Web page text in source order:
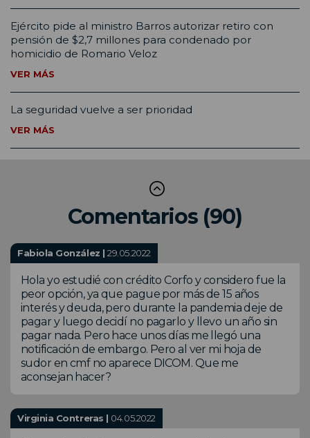
Ejército pide al ministro Barros autorizar retiro con
pensión de $2,7 millones para condenado por
homicidio de Romario Veloz
VER MÁS
La seguridad vuelve a ser prioridad
VER MÁS
Comentarios (90)
Fabiola González |29.05.2022
Hola yo estudié con crédito Corfo y considero fue la
peor opción, ya que pague por más de 15 años
interés y deuda, pero durante la pandemia deje de
pagar y luego decidí no pagarlo y llevo un año sin
pagar nada. Pero hace unos días me llegó una
notificación de embargo. Pero al ver mi hoja de
sudor en cmf no aparece DICOM. Que me
aconsejan hacer?
Virginia Contreras | 04.05.2022